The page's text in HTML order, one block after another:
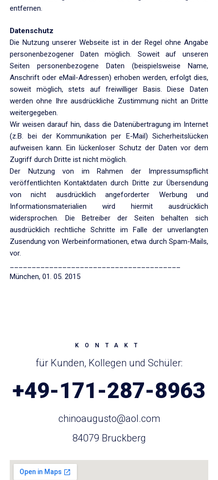
entfernen.
Datenschutz
Die Nutzung unserer Webseite ist in der Regel ohne Angabe
personenbezogener Daten möglich. Soweit auf unseren
Seiten personenbezogene Daten (beispielsweise Name,
Anschrift oder eMail-Adressen) erhoben werden, erfolgt dies,
soweit möglich, stets auf freiwilliger Basis. Diese Daten
werden ohne Ihre ausdrückliche Zustimmung nicht an Dritte
weitergegeben.
Wir weisen darauf hin, dass die Datenübertragung im Internet
(z.B. bei der Kommunikation per E-Mail) Sicherheitslücken
aufweisen kann. Ein lückenloser Schutz der Daten vor dem
Zugriff durch Dritte ist nicht möglich.
Der Nutzung von im Rahmen der Impressumspflicht
veröffentlichten Kontaktdaten durch Dritte zur Übersendung
von nicht ausdrücklich angeforderter Werbung und
Informationsmaterialien wird hiermit ausdrücklich
widersprochen. Die Betreiber der Seiten behalten sich
ausdrücklich rechtliche Schritte im Falle der unverlangten
Zusendung von Werbeinformationen, etwa durch Spam-Mails,
vor.
München, 01. 05. 2015
KONTAKT
für Kunden, Kollegen und Schüler:
+49-171-287-8963
chinoaugusto@aol.com
84079 Bruckberg